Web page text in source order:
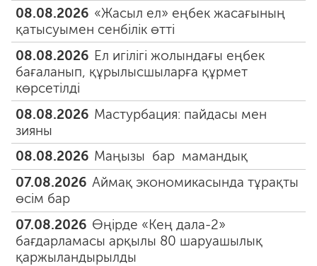
08.08.2026 «Жасыл ел» еңбек жасағының
қатысуымен сенбілік өтті
08.08.2026 Ел игілігі жолындағы еңбек
бағаланып, құрылысшыларға құрмет
көрсетілді
08.08.2026 Мастурбация: пайдасы мен
зияны
08.08.2026 Маңызы бар мамандық
07.08.2026 Аймақ экономикасында тұрақты
өсім бар
07.08.2026 Өңірде «Кең дала-2»
бағдарламасы арқылы 80 шаруашылық
қаржыландырылды